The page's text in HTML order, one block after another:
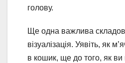
голову.
Ще одна важлива
візуалізація. Уявіть, як
в кошик, ще до того, як ви